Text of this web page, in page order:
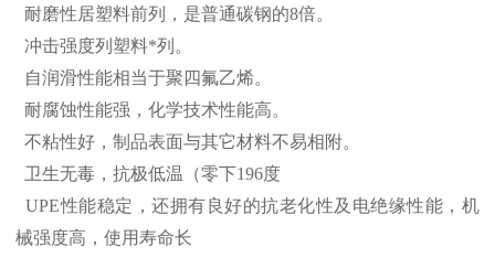
耐磨性居塑料前列，是普通碳钢的8倍。
冲击强度列塑料*列。
自润滑性能相当于聚四氟乙烯。
耐腐蚀性能强，化学技术性能高。
不粘性好，制品表面与其它材料不易相附。
卫生无毒，抗极低温（零下196度
UPE性能稳定，还拥有良好的抗老化性及电绝缘性能，机
械强度高，使用寿命长